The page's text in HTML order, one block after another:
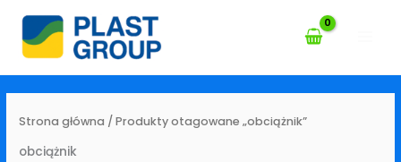
treści
Strona główna / Produkty otagowane „obciążnik”
obciążnik